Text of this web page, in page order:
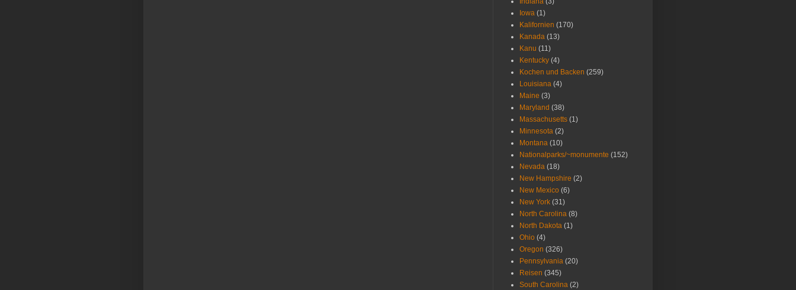
Iowa (1)
Kalifornien (170)
Kanada (13)
Kanu (11)
Kentucky (4)
Kochen und Backen (259)
Louisiana (4)
Maine (3)
Maryland (38)
Massachusetts (1)
Minnesota (2)
Montana (10)
Nationalparks/~monumente (152)
Nevada (18)
New Hampshire (2)
New Mexico (6)
New York (31)
North Carolina (8)
North Dakota (1)
Ohio (4)
Oregon (326)
Pennsylvania (20)
Reisen (345)
South Carolina (2)